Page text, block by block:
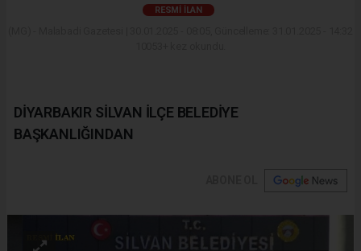
RESMI İLAN
DİYARBAKIR SİLVAN İLÇE BELEDİYE
BAŞKANLIĞINDAN